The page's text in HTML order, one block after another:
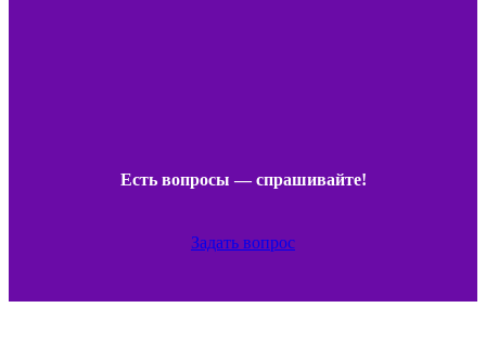
Есть вопросы — спрашивайте!
Задать вопрос